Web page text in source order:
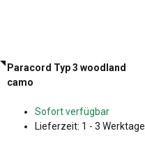
Paracord Typ 3 woodland
camo
Sofort verfügbar
Lieferzeit: 1 - 3 Werktage